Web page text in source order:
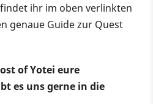
ihr im oben verlinkten
genaue Guide zur Quest
of Yotei eure
es uns gerne in die